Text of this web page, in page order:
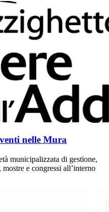
nelle Mura
municipalizzata di gestione,
e congressi all’interno